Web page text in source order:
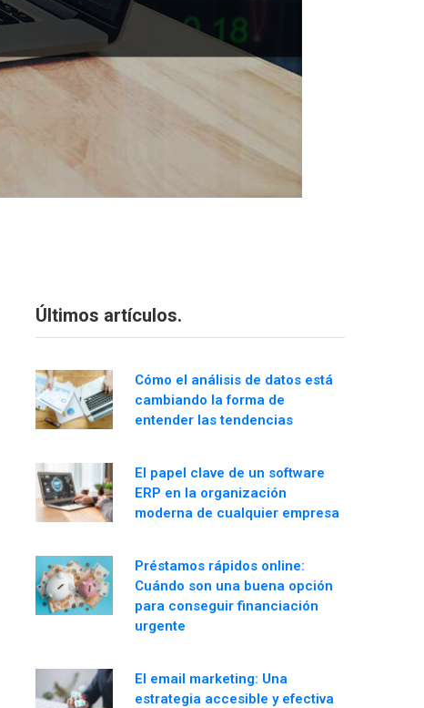
Últimos artículos.
Cómo el análisis de datos está
cambiando la forma de
entender las tendencias
El papel clave de un software
ERP en la organización
moderna de cualquier empresa
Préstamos rápidos online:
Cuándo son una buena opción
para conseguir financiación
urgente
El email marketing: Una
estrategia accesible y efectiva